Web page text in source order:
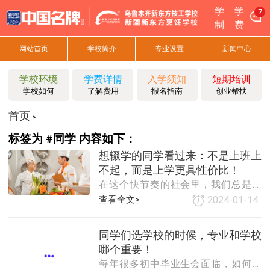
学
制
学
费
7
网站首页 学校简介 专业设置 新闻中心
学校环境
学校如何
学费详情
了解费用
入学须知
报名指南
短期培训
创业帮扶
首页 >
标签为 #同学 内容如下：
想辍学的同学看过来：不是上班上
不起，而是上学更具性价比！
在这个快节奏的社会里，我们总是被
各种压力推着向前走。有人选择早早
学历和更广阔的知识领域。为什么有
些人说：上班太“
2024-01-14
查看全文>
同学们选学校的时候，专业和学校
哪个重要！
每年很多初中毕业生会面临，如何去